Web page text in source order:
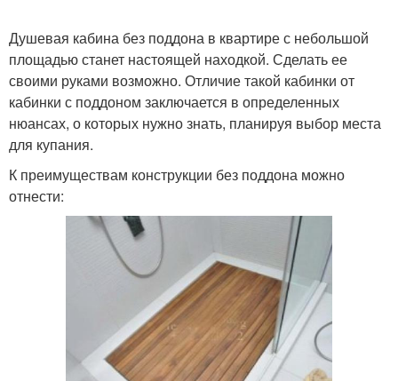
Душевая кабина без поддона в квартире с небольшой
площадью станет настоящей находкой. Сделать ее
своими руками возможно. Отличие такой кабинки от
кабинки с поддоном заключается в определенных
нюансах, о которых нужно знать, планируя выбор места
для купания.
К преимуществам конструкции без поддона можно
отнести: